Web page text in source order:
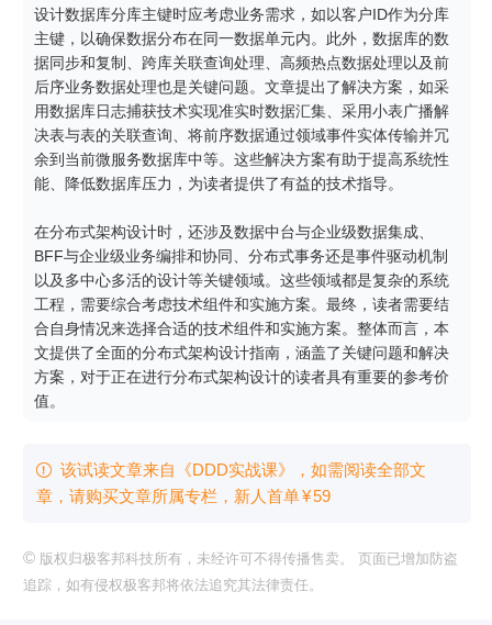
设计数据库分库主键时应考虑业务需求，如以客户ID作为分库
主键，以确保数据分布在同一数据单元内。此外，数据库的数
据同步和复制、跨库关联查询处理、高频热点数据处理以及前
后序业务数据处理也是关键问题。文章提出了解决方案，如采
用数据库日志捕获技术实现准实时数据汇集、采用小表广播解
决表与表的关联查询、将前序数据通过领域事件实体传输并冗
余到当前微服务数据库中等。这些解决方案有助于提高系统性
能、降低数据库压力，为读者提供了有益的技术指导。
在分布式架构设计时，还涉及数据中台与企业级数据集成、
BFF与企业级业务编排和协同、分布式事务还是事件驱动机制
以及多中心多活的设计等关键领域。这些领域都是复杂的系统
工程，需要综合考虑技术组件和实施方案。最终，读者需要结
合自身情况来选择合适的技术组件和实施方案。整体而言，本
文提供了全面的分布式架构设计指南，涵盖了关键问题和解决
方案，对于正在进行分布式架构设计的读者具有重要的参考价
值。
 该试读文章来自《DDD实战课》，如需阅读全部文
章，请购买文章所属专栏 ，新⼈⾸单¥59
© 版权归极客邦科技所有，未经许可不得传播售卖。 页面已增加防盗
追踪，如有侵权极客邦将依法追究其法律责任。